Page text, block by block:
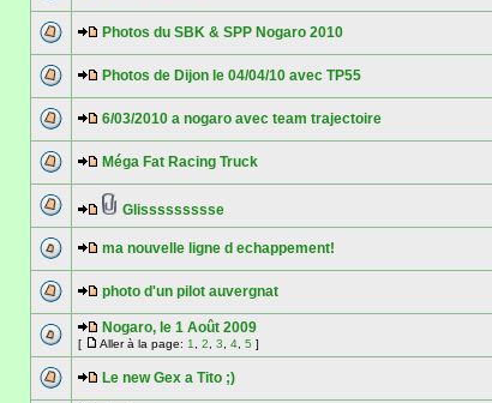
Photos du SBK & SPP Nogaro 2010
Photos de Dijon le 04/04/10 avec TP55
6/03/2010 a nogaro avec team trajectoire
Méga Fat Racing Truck
Glissssssssse
ma nouvelle ligne d echappement!
photo d'un pilot auvergnat
Nogaro, le 1 Août 2009
[ Aller à la page: 1 2 3 4 5 ]
Le new Gex a Tito ;)